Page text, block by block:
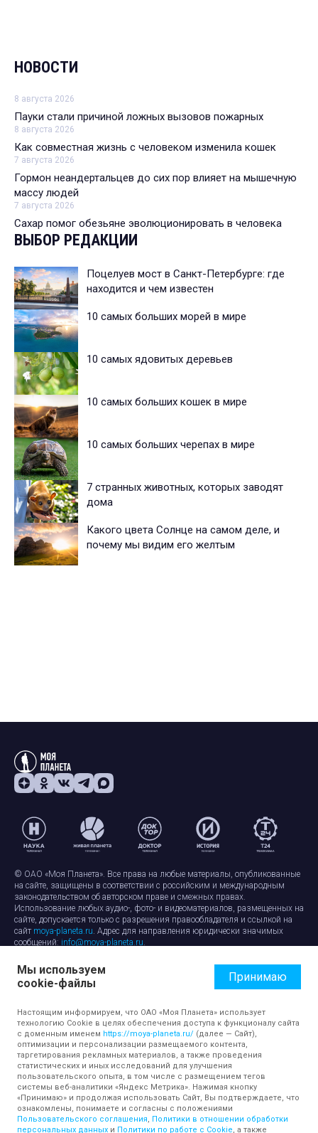
НОВОСТИ
8 августа 2026
Пауки стали причиной ложных вызовов пожарных
8 августа 2026
Как совместная жизнь с человеком изменила кошек
7 августа 2026
Гормон неандертальцев до сих пор влияет на мышечную
массу людей
7 августа 2026
Сахар помог обезьяне эволюционировать в человека
ВЫБОР РЕДАКЦИИ
Поцелуев мост в Санкт-Петербурге: где
находится и чем известен
10 самых больших морей в мире
10 самых ядовитых деревьев
10 самых больших кошек в мире
10 самых больших черепах в мире
7 странных животных, которых заводят
дома
Какого цвета Солнце на самом деле, и
почему мы видим его желтым
© ОАО «Моя Планета». Все права на любые материалы, опубликованные
на сайте, защищены в соответствии с российским и международным
законодательством об авторском праве и смежных правах.
Использование любых аудио-, фото- и видеоматериалов, размещенных на
сайте, допускается только с разрешения правообладателя и ссылкой на
сайт moya-planeta.ru. Адрес для направления юридически значимых
сообщений: info@moya-planeta.ru.
Правила сайтаРабота с cookie-файлами
Защита персональных данных
Обработка персональных данных
Мы используем
cookie-файлы
Принимаю
Настоящим информируем, что ОАО «Моя Планета» использует
технологию Cookie в целях обеспечения доступа к функционалу сайта
с доменным именем https://moya-planeta.ru/ (далее — Сайт),
оптимизации и персонализации размещаемого контента,
таргетирования рекламных материалов, а также проведения
статистических и иных исследований для улучшения
пользовательского опыта, в том числе с размещением тегов
системы веб-аналитики «Яндекс Метрика». Нажимая кнопку
«Принимаю» и продолжая использовать Сайт, Вы подтверждаете, что
ознакомлены, понимаете и согласны с положениями
Пользовательского соглашения, Политики в отношении обработки
персональных данных и Политики по работе с Cookie, а также